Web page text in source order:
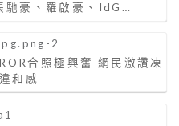
馳豪、羅啟豪、IdG…
合照極興奮 網民激讚凍
和感